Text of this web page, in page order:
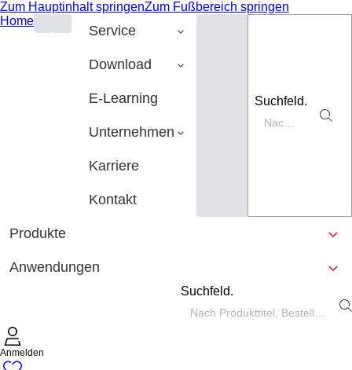
Zum Hauptinhalt springenZum Fußbereich springen
Home
Service
Download
E-Learning
Unternehmen
Karriere
Kontakt
Suchfeld.
Produkte
Anwendungen
Suchfeld.
Anmelden